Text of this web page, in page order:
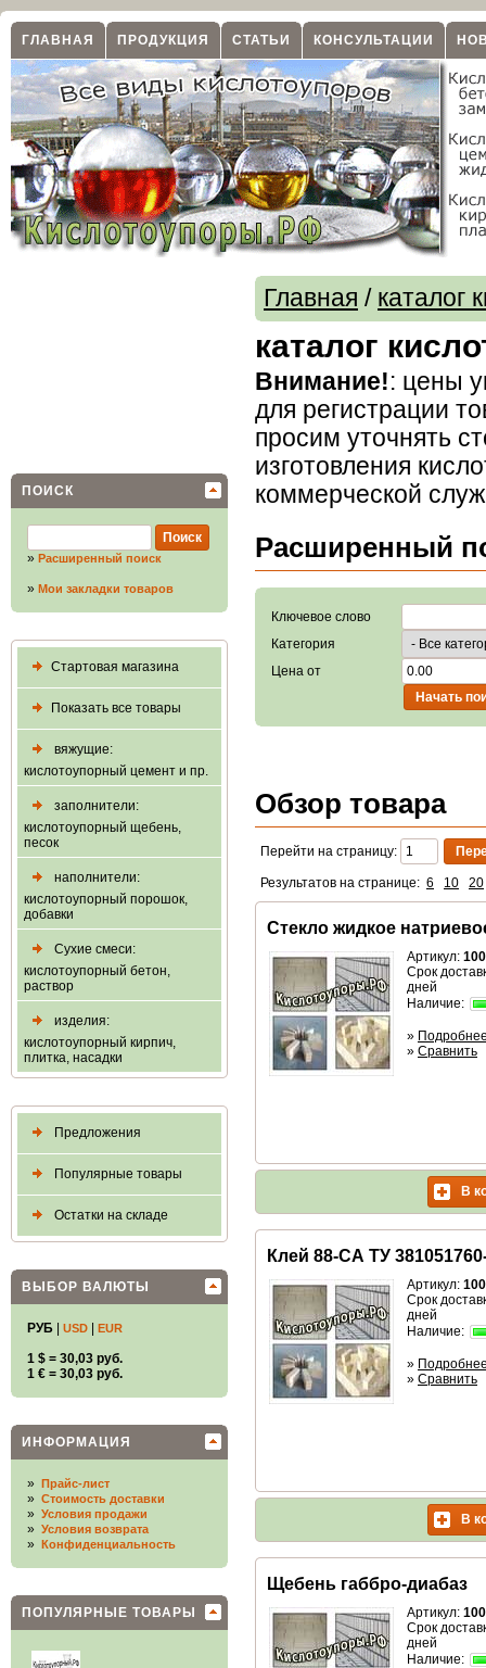
ГЛАВНАЯ ПРОДУКЦИЯ СТАТЬИ КОНСУЛЬТАЦИИ
ПОИСК
» Расширенный поиск
» Мои закладки товаров
Стартовая магазина
Показать все товары
вяжущие:
кислотоупорный цемент и пр.
заполнители:
кислотоупорный щебень,
песок
наполнители:
кислотоупорный порошок,
добавки
Сухие смеси:
кислотоупорный бетон,
раствор
изделия:
кислотоупорный кирпич,
плитка, насадки
Предложения
Популярные товары
Остатки на складе
ВЫБОР ВАЛЮТЫ
РУБ USD EUR
1 $ = 30,03 руб.
1 € = 30,03 руб.
ИНФОРМАЦИЯ
» Прайс-лист
» Стоимость доставки
» Условия продажи
» Условия возврата
» Конфиденциальность
ПОПУЛЯРНЫЕ ТОВАРЫ
Главная / каталог
каталог
Внимание!: цены
для регистрации
просим уточнять
изготовления
коммерческой
Расширенный
Ключевое слово
Категория
Цена от
Обзор товара
Перейти на страницу:
Результатов на странице: 6 10 20
Стекло жидкое
Артикул:
Срок
дней
Наличие:
»
» Сравнить
В
Клей 88-СА ТУ
Артикул:
Срок
дней
Наличие:
»
» Сравнить
В
Щебень габбро-диабаз
Артикул:
Срок
дней
Наличие: